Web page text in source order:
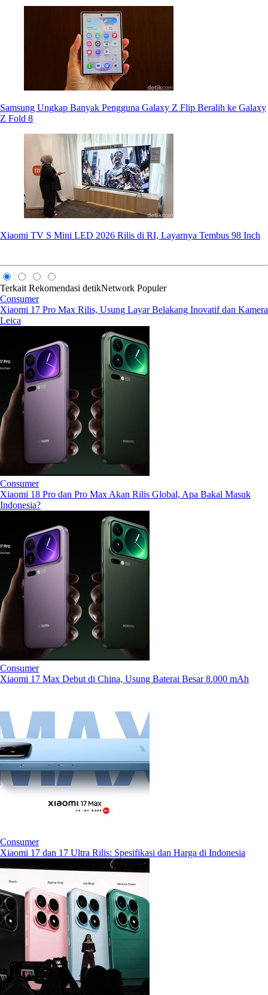
Samsung Ungkap Banyak Pengguna Galaxy Z Flip Beralih ke Galaxy
Z Fold 8
Xiaomi TV S Mini LED 2026 Rilis di RI, Layarnya Tembus 98 Inch
Terkait Rekomendasi detikNetwork Populer
Consumer
Xiaomi 17 Pro Max Rilis, Usung Layar Belakang Inovatif dan Kamera
Leica
Consumer
Xiaomi 18 Pro dan Pro Max Akan Rilis Global, Apa Bakal Masuk
Indonesia?
Consumer
Xiaomi 17 Max Debut di China, Usung Baterai Besar 8.000 mAh
Consumer
Xiaomi 17 dan 17 Ultra Rilis: Spesifikasi dan Harga di Indonesia